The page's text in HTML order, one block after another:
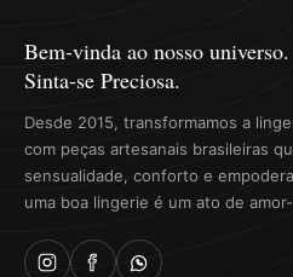
Bem-vinda ao nosso universo.
Sinta-se Preciosa.
Desde 2015, transformamos a
com peças artesanais brasileiras
sensualidade, conforto e
uma boa lingerie é um ato de